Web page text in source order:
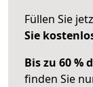
Füllen Sie
Sie
Bis zu 60 %
finden Sie